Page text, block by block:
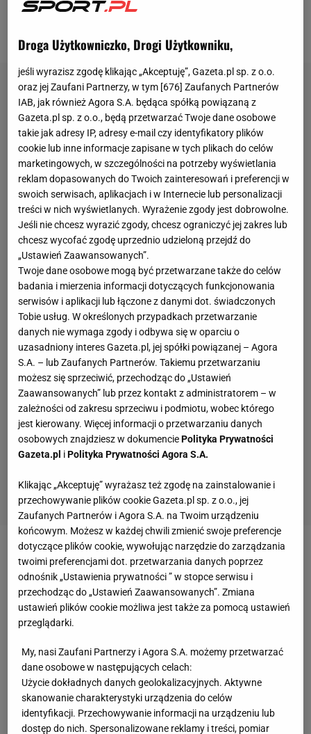
do nietypowego zdarzenia, które nie wszystkim się
Zobacz wideoIga Świątek ciężko trenuje. Oto dowód
"Pajacyk" Igi Świątek poruszył ekspertów
podbiegły do siatki. Davis zabierała się do uderzenia,
gdy Świątek zaczęła machać rękami i uniosła
rakietę dogóry, aby zdekoncentrować Amerykankę.
Polka zrobiła "pajacyka", ale nie wybiła rywalki z
Droga Użytkowniczko, Drogi Użytkowniku,
jeśli wyrazisz zgodę klikając „Akceptuję”, Gazeta.pl sp. z o.o.
oraz jej Zaufani Partnerzy, w tym [676] Zaufanych Partnerów
IAB, jak również Agora S.A. będąca spółką powiązaną z
Gazeta.pl sp. z o.o., będą przetwarzać Twoje dane osobowe
takie jak adresy IP, adresy e-mail czy identyfikatory plików
cookie lub inne informacje zapisane w tych plikach do celów
marketingowych, w szczególności na potrzeby wyświetlania
reklam dopasowanych do Twoich zainteresowań i preferencji w
swoich serwisach, aplikacjach i w Internecie lub personalizacji
treści w nich wyświetlanych. Wyrażenie zgody jest dobrowolne.
Jeśli nie chcesz wyrazić zgody, chcesz ograniczyć jej zakres lub
chcesz wycofać zgodę uprzednio udzieloną przejdź do
„Ustawień Zaawansowanych”.
Twoje dane osobowe mogą być przetwarzane także do celów
badania i mierzenia informacji dotyczących funkcjonowania
serwisów i aplikacji lub łączone z danymi dot. świadczonych
Tobie usług. W określonych przypadkach przetwarzanie
danych nie wymaga zgody i odbywa się w oparciu o
uzasadniony interes Gazeta.pl, jej spółki powiązanej – Agora
S.A. – lub Zaufanych Partnerów. Takiemu przetwarzaniu
możesz się sprzeciwić, przechodząc do „Ustawień
Zaawansowanych” lub przez kontakt z administratorem – w
zależności od zakresu sprzeciwu i podmiotu, wobec którego
jest kierowany. Więcej informacji o przetwarzaniu danych
osobowych znajdziesz w dokumenciePolityka Prywatności
Gazeta.pl iPolityka Prywatności Agora S.A.
Klikając „Akceptuję” wyrażasz też zgodę na zainstalowanie i
przechowywanie plików cookie Gazeta.pl sp. z o.o., jej
Zaufanych Partnerów i Agora S.A. na Twoim urządzeniu
końcowym. Możesz w każdej chwili zmienić swoje preferencje
dotyczące plików cookie, wywołując narzędzie do zarządzania
twoimi preferencjami dot. przetwarzania danych poprzez
odnośnik „Ustawienia prywatności ” w stopce serwisu i
przechodząc do „Ustawień Zaawansowanych”. Zmiana
ustawień plików cookie możliwa jest także za pomocą ustawień
przeglądarki.
My, nasi Zaufani Partnerzy i Agora S.A. możemy przetwarzać
dane osobowe w następujących celach:
Użycie dokładnych danych geolokalizacyjnych. Aktywne
skanowanie charakterystyki urządzenia do celów
identyfikacji. Przechowywanie informacji na urządzeniu lub
dostęp do nich. Spersonalizowane reklamy i treści, pomiar